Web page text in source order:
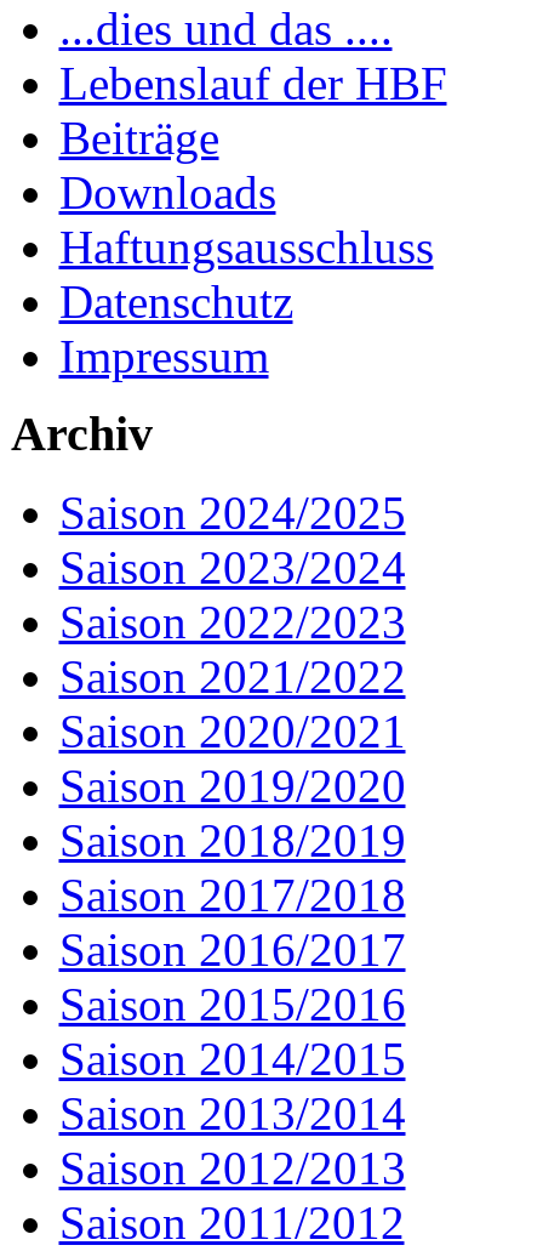
...dies und das ....
Lebenslauf der HBF
Beiträge
Downloads
Haftungsausschluss
Datenschutz
Impressum
Archiv
Saison 2024/2025
Saison 2023/2024
Saison 2022/2023
Saison 2021/2022
Saison 2020/2021
Saison 2019/2020
Saison 2018/2019
Saison 2017/2018
Saison 2016/2017
Saison 2015/2016
Saison 2014/2015
Saison 2013/2014
Saison 2012/2013
Saison 2011/2012